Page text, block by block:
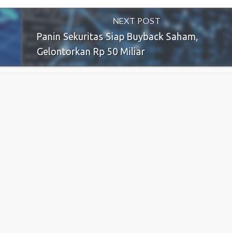
NEXT POST
Panin Sekuritas Siap Buyback Saham,
Gelontorkan Rp 50 Miliar